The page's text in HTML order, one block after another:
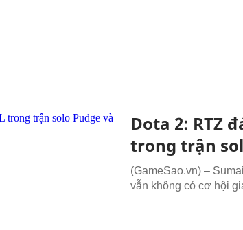
Dota 2: RTZ
trong trận
(GameSao.vn) –
vẫn không có cơ hội